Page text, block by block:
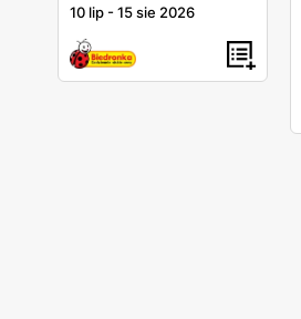
10 lip -15 sie 2026